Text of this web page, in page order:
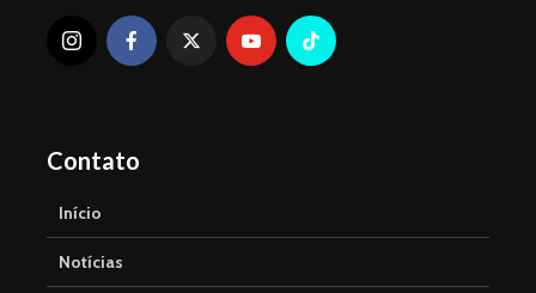
Contato
Início
Notícias